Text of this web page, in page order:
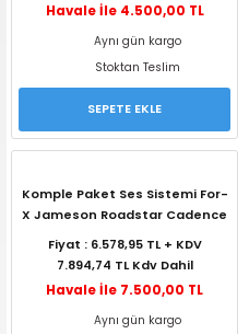
Havale İle 4.500,00 TL
Aynı gün kargo
Stoktan Teslim
SEPETE EKLE
Komple Paket Ses Sistemi For-
X Jameson Roadstar Cadence
Fiyat : 6.578,95 TL + KDV
7.894,74 TL Kdv Dahil
Havale İle 7.500,00 TL
Aynı gün kargo